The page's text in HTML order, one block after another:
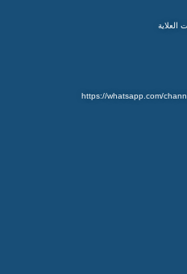
https://whatsapp.com/